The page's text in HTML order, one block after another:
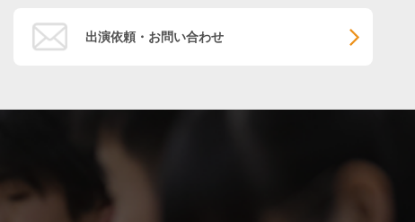
出演依頼・お問い合わせ